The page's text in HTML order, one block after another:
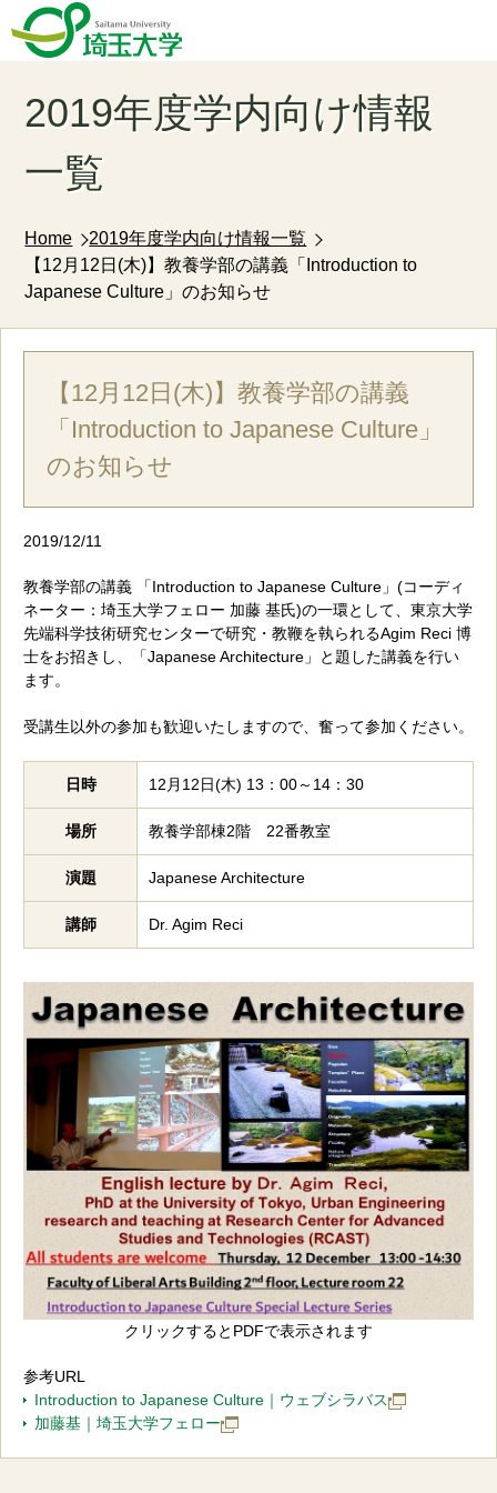
2019年度学内向け情報
一覧
Home
2019年度学内向け情報一覧
【12月12日(木)】教養学部の講義「Introduction to
Japanese Culture」のお知らせ
【12月12日(木)】教養学部の講義
「Introduction to Japanese Culture」
のお知らせ
2019/12/11
教養学部の講義 「Introduction to Japanese Culture」(コーディ
ネーター：埼玉大学フェロー 加藤 基氏)の一環として、東京大学
先端科学技術研究センターで研究・教鞭を執られるAgim Reci 博
士をお招きし、「Japanese Architecture」と題した講義を行い
ます。
受講生以外の参加も歓迎いたしますので、奮って参加ください。
日時 12月12日(木) 13：00～14：30
場所 教養学部棟2階 22番教室
演題 Japanese Architecture
講師 Dr. Agim Reci
クリックするとPDFで表示されます
参考URL
Introduction to Japanese Culture｜ウェブシラバス
加藤基｜埼玉大学フェロー